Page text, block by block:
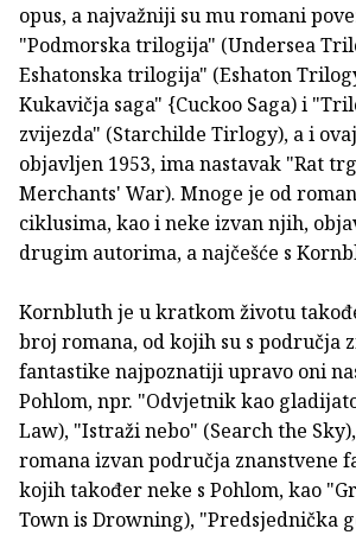
opus, a najvažniji su mu romani
"Podmorska trilogija" (Undersea
Eshatonska trilogija" (Eshaton
Kukavičja saga" {Cuckoo Saga) i
zvijezda" (Starchilde Tirlogy), a i
objavljen 1953, ima nastavak "Rat
Merchants' War). Mnoge je od
ciklusima, kao i neke izvan njih,
drugim autorima, a najčešće s
Kornbluth je u kratkom životu
broj romana, od kojih su s područja
fantastike najpoznatiji upravo oni
Pohlom, npr. "Odvjetnik kao
Law), "Istraži nebo" (Search the
romana izvan područja znanstvene
kojih također neke s Pohlom, kao
Town is Drowning), "Predsjednička